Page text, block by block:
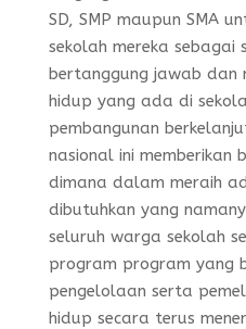
SD, SMP maupun SMA
sekolah mereka sebagai
bertanggung jawab dan
hidup yang ada di
pembangunan
nasional ini memberikan
dimana dalam meraih
dibutuhkan yang
seluruh warga sekolah
program program yang
pengelolaan serta
hidup secara terus